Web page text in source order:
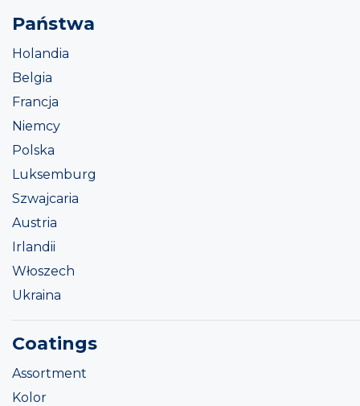
Państwa
Holandia
Belgia
Francja
Niemcy
Polska
Luksemburg
Szwajcaria
Austria
Irlandii
Włoszech
Ukraina
Coatings
Assortment
Kolor